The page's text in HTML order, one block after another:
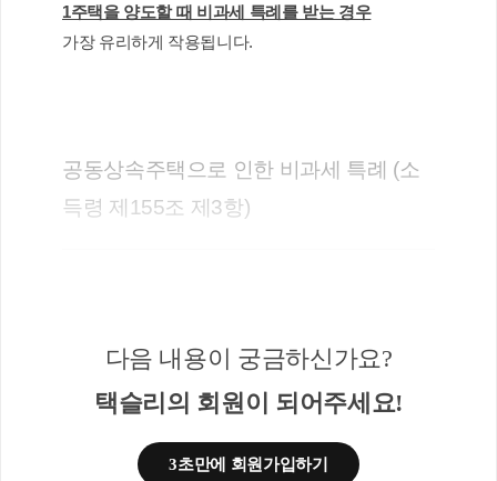
1주택을 양도할 때 비과세 특례를 받는 경우
가장 유리하게 작용됩니다.
공동상속주택으로 인한 비과세 특례 (소
득령 제155조 제3항)
<공동상속> 받은 경우 적용되는 특례인데요.
상속주택을 형제 혹은 부모/자녀 간
다음 내용이 궁금하신가요?
택슬리의 회원이 되어주세요!
3초만에 회원가입하기